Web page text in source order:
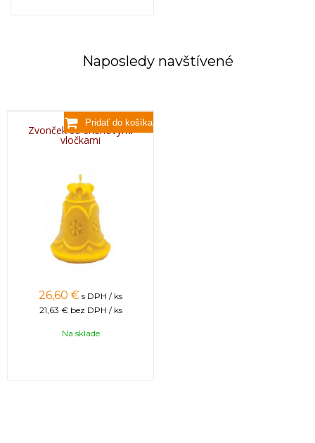
Naposledy navštívené
Zvonček so snehovými
vločkami
26,60 € s DPH / ks
21,63 € bez DPH / ks
Na sklade